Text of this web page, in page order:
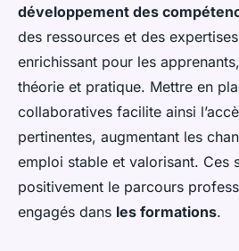
développement des
des ressources et des
enrichissant pour les
théorie et pratique. Mettre en
collaboratives facilite ainsi
pertinentes, augmentant les
emploi stable et valorisant. Ces
positivement le parcours
engagés dans les formations.